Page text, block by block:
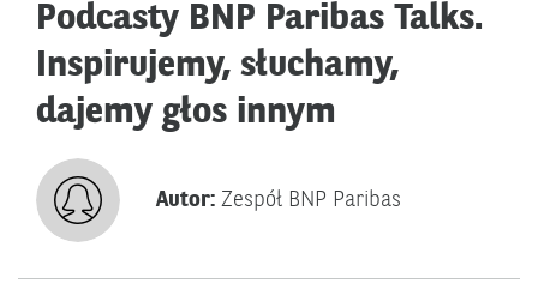
Podcasty BNP Paribas Talks.
Inspirujemy, słuchamy,
dajemy głos innym
Autor: Zespół BNP Paribas